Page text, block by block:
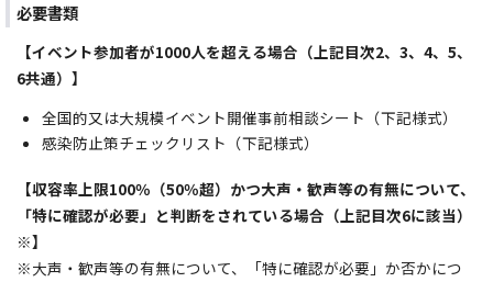
必要書類
【イベント参加者が1000人を超える場合（上記目次2、3、4、5、
6共通）】
全国的又は大規模イベント開催事前相談シート（下記様式）
感染防止策チェックリスト（下記様式）
【収容率上限100％（50％超）かつ大声・歓声等の有無について、
「特に確認が必要」と判断をされている場合（上記目次6に該当）
※】
※大声・歓声等の有無について、「特に確認が必要」か否かにつ